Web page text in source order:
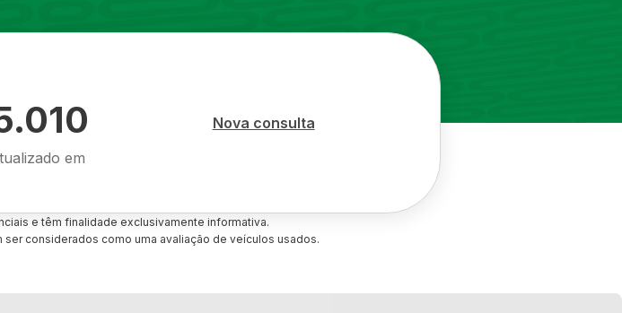
em
Nova consulta
e têm finalidade exclusivamente informativa.
considerados como uma avaliação de veículos usados.